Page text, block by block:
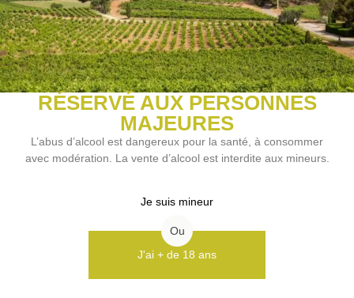
Arômes du vin
Agrumes, Fruits blancs, Minéral
Accords mets et vins
Apéritif, Légumes, Poisson
Style de vin
Potentiel de garde
Moins de 5 ans
NOS VINS COUP DE COEUR
RÉSERVÉ AUX PERSONNES
MAJEURES
L’abus d’alcool est dangereux pour la santé, à consommer
avec modération. La vente d’alcool est interdite aux mineurs.
Je suis mineur
Ou
J'ai + de 18 ans